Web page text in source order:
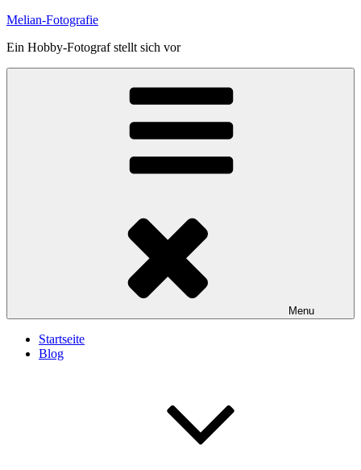
Skip
content
Melian-Fotografie
Ein Hobby-Fotograf stellt sich vor
Menu
Startseite
Blog